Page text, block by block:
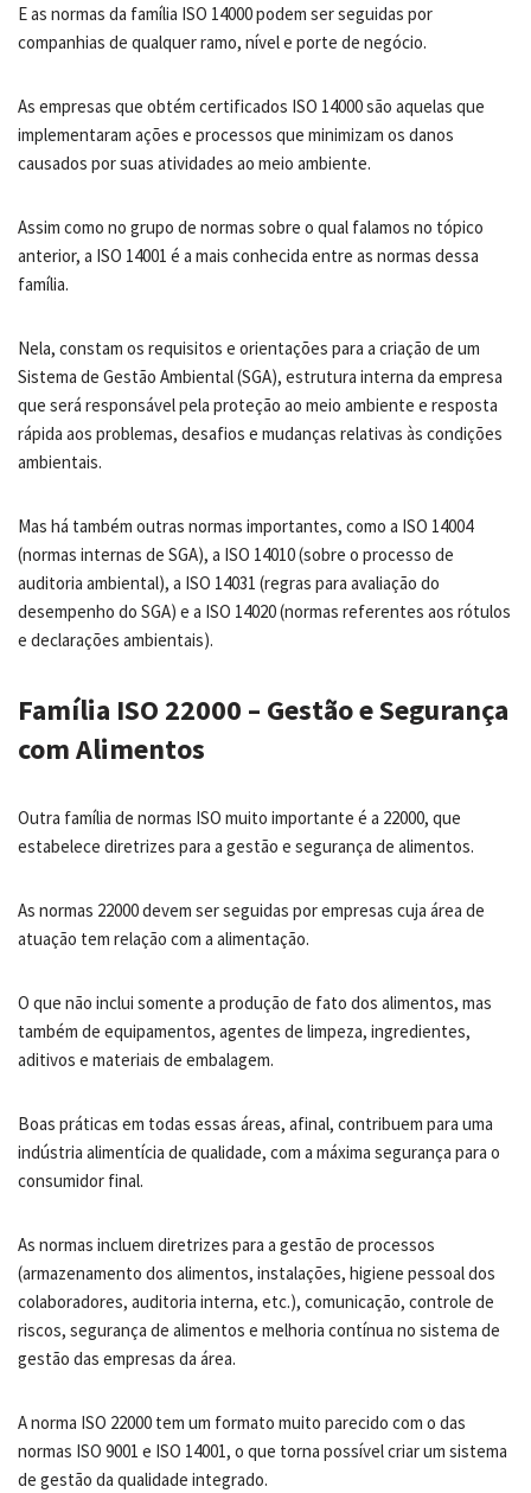
E as normas da família ISO 14000 podem ser seguidas por
companhias de qualquer ramo, nível e porte de negócio.
As empresas que obtém certificados ISO 14000 são aquelas que
implementaram ações e processos que minimizam os danos
causados por suas atividades ao meio ambiente.
Assim como no grupo de normas sobre o qual falamos no tópico
anterior, a ISO 14001 é a mais conhecida entre as normas dessa
família.
Nela, constam os requisitos e orientações para a criação de um
Sistema de Gestão Ambiental (SGA), estrutura interna da empresa
que será responsável pela proteção ao meio ambiente e resposta
rápida aos problemas, desafios e mudanças relativas às condições
ambientais.
Mas há também outras normas importantes, como a ISO 14004
(normas internas de SGA), a ISO 14010 (sobre o processo de
auditoria ambiental), a ISO 14031 (regras para avaliação do
desempenho do SGA) e a ISO 14020 (normas referentes aos rótulos
e declarações ambientais).
Família ISO 22000 – Gestão e Segurança
com Alimentos
Outra família de normas ISO muito importante é a 22000, que
estabelece diretrizes para a gestão e segurança de alimentos.
As normas 22000 devem ser seguidas por empresas cuja área de
atuação tem relação com a alimentação.
O que não inclui somente a produção de fato dos alimentos, mas
também de equipamentos, agentes de limpeza, ingredientes,
aditivos e materiais de embalagem.
Boas práticas em todas essas áreas, afinal, contribuem para uma
indústria alimentícia de qualidade, com a máxima segurança para o
consumidor final.
As normas incluem diretrizes para a gestão de processos
(armazenamento dos alimentos, instalações, higiene pessoal dos
colaboradores, auditoria interna, etc.), comunicação, controle de
riscos, segurança de alimentos e melhoria contínua no sistema de
gestão das empresas da área.
A norma ISO 22000 tem um formato muito parecido com o das
normas ISO 9001 e ISO 14001, o que torna possível criar um sistema
de gestão da qualidade integrado.